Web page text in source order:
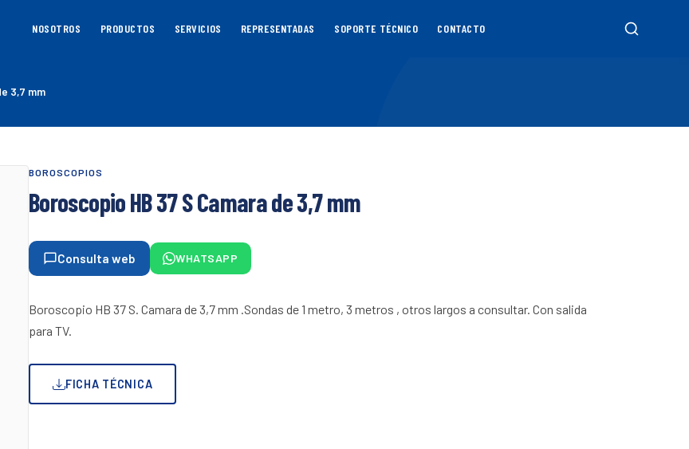
NOSOTROS PRODUCTOS SERVICIOS REPRESENTADAS SOPORTE TÉCNICO CONTACTO
3,7 mm
BOROSCOPIOS
Boroscopio HB 37 S Camara de 3,7 mm
Consulta web WHATSAPP
Boroscopio HB 37 S. Camara de 3,7 mm .Sondas de 1 metro, 3 metros , otros largos a consultar. Con salida
para TV.
FICHA TÉCNICA